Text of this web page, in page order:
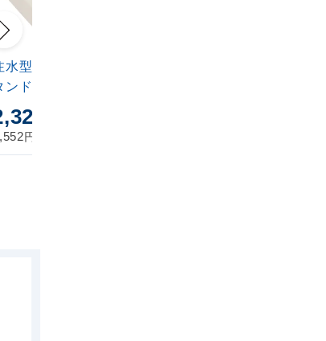
水型マルチのぼりス
ンド 20L
円